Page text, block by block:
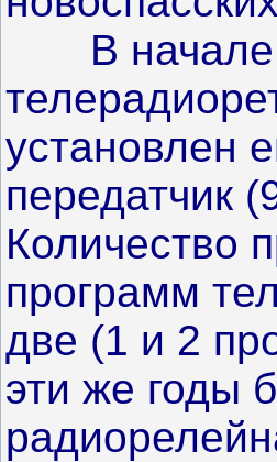
В начале
установлен
передатчик (
Количество
программ
две (1 и 2
эти же годы